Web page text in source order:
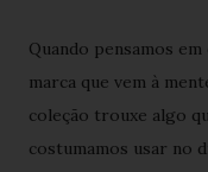
Quando pensamos
marca que vem à
coleção trouxe algo
costumamos usar no